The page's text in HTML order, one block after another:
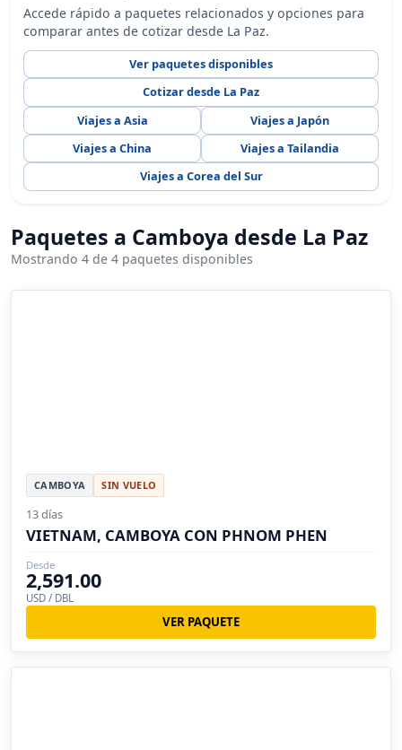
Accede rápido a paquetes relacionados y opciones para
comparar antes de cotizar desde La Paz.
Ver paquetes disponibles
Cotizar desde La Paz
Viajes a Asia
Viajes a Japón
Viajes a China
Viajes a Tailandia
Viajes a Corea del Sur
Paquetes a Camboya desde La Paz
Mostrando 4 de 4 paquetes disponibles
CAMBOYA SIN VUELO
13 días
VIETNAM, CAMBOYA CON PHNOM PHEN
Desde
2,591.00
USD / DBL
VER PAQUETE